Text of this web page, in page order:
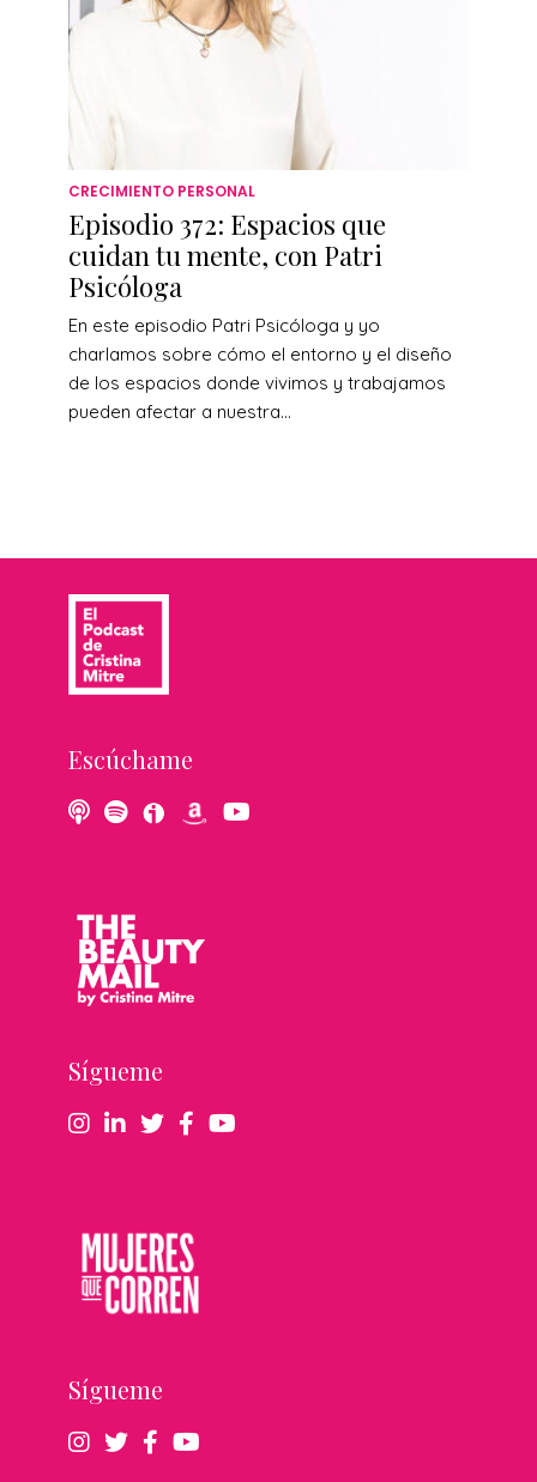
CRECIMIENTO PERSONAL
Episodio 372: Espacios que
cuidan tu mente, con Patri
Psicóloga
En este episodio Patri Psicóloga y yo
charlamos sobre cómo el entorno y el diseño
de los espacios donde vivimos y trabajamos
pueden afectar a nuestra...
Escúchame
Sígueme
Sígueme